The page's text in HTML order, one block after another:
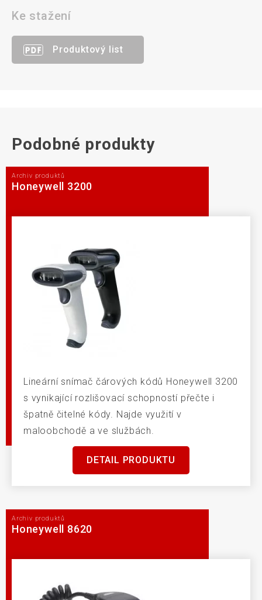
Ke stažení
Produktový list
Podobné produkty
Archiv produktů
Honeywell 3200
Lineární snímač čárových kódů Honeywell 3200
s vynikající rozlišovací schopností přečte i
špatně čitelné kódy. Najde využití v
maloobchodě a ve službách.
DETAIL PRODUKTU
Archiv produktů
Honeywell 8620